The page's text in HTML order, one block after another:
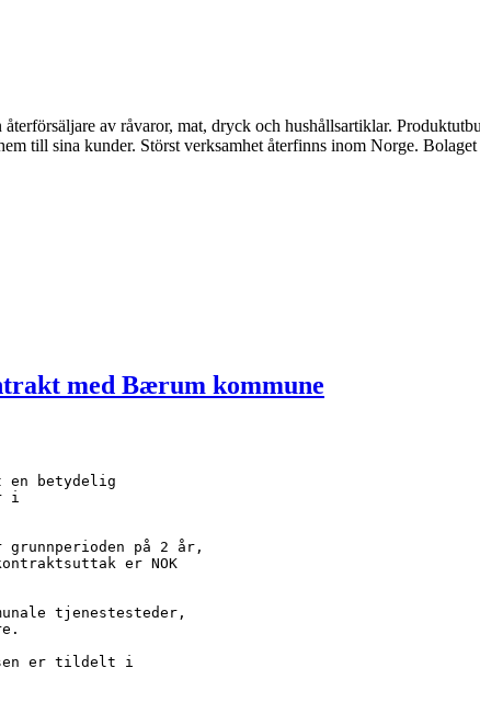
av råvaror, mat, dryck och hushållsartiklar.
till sina kunder. Störst verksamhet återfinns inom Norge.
med Bærum kommune
en betydelig
i
på 2 år,
er NOK
tjenestesteder,
er tildelt i